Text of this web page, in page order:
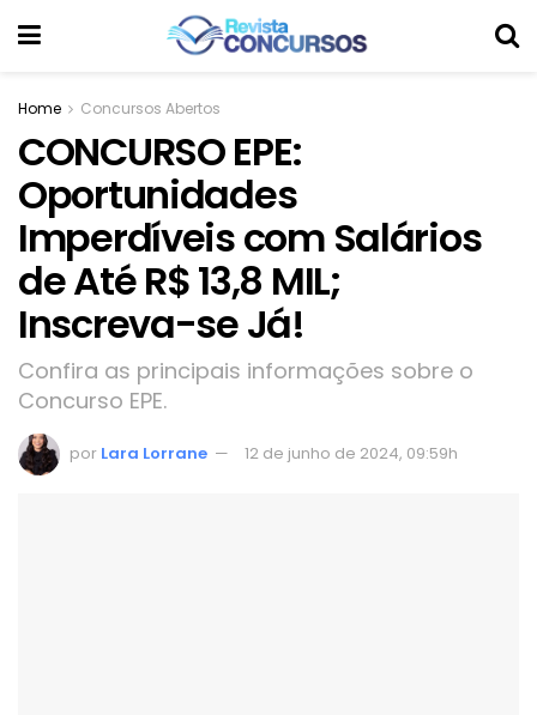
Home Concursos Abertos
CONCURSO EPE:
Oportunidades
Imperdíveis com Salários
de Até R$ 13,8 MIL;
Inscreva-se Já!
Confira as principais informações sobre o
Concurso EPE.
por Lara Lorrane 12 de junho de 2024, 09:59h